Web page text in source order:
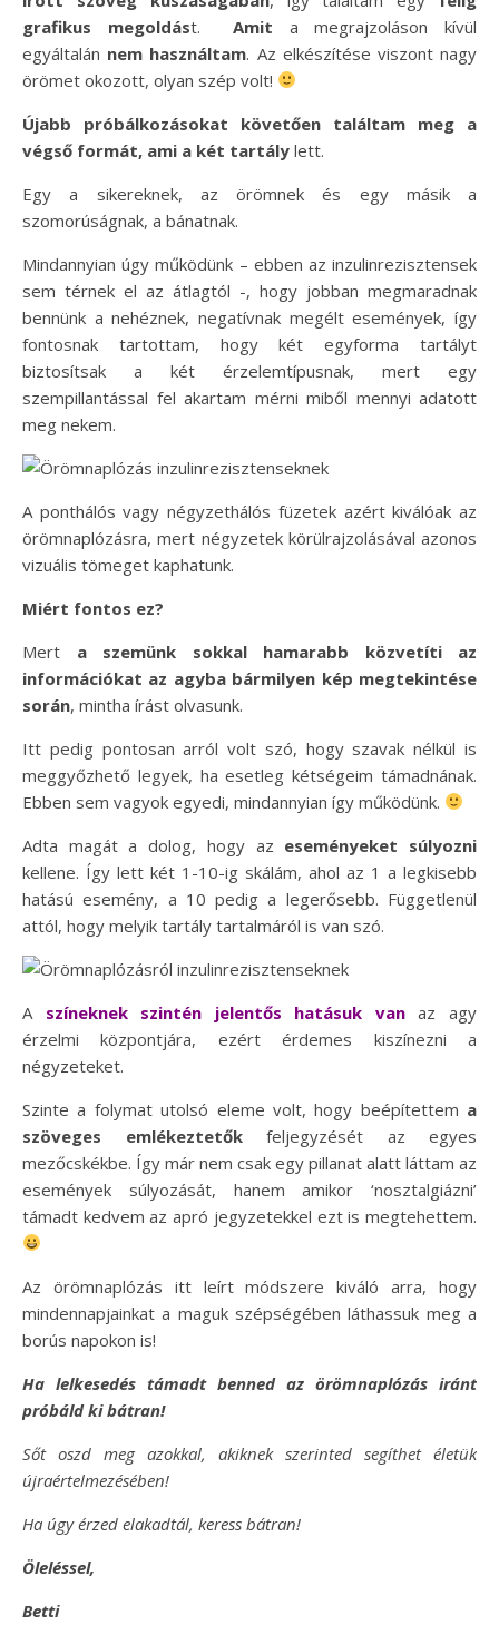
grafikus megoldást.Amit a megrajzoláson kívül
egyáltalán nem használtam. Az elkészítése viszont nagy
örömet okozott, olyan szép volt!
Újabb próbálkozásokat követően találtam meg a
végső formát, ami a két tartály lett.
Egy a sikereknek, az örömnek és egy másik a
szomorúságnak, a bánatnak.
Mindannyian úgy működünk – ebben az inzulinrezisztensek
sem térnek el az átlagtól -, hogy jobban megmaradnak
bennünk a nehéznek, negatívnak megélt események, így
fontosnak tartottam, hogy két egyforma tartályt
biztosítsak a két érzelemtípusnak, mert egy
szempillantással fel akartam mérni miből mennyi adatott
meg nekem.
A ponthálós vagy négyzethálós füzetek azért kiválóak az
örömnaplózásra, mert négyzetek körülrajzolásával azonos
vizuális tömeget kaphatunk.
Miért fontos ez?
Mert a szemünk sokkal hamarabb közvetíti az
információkat az agyba bármilyen kép megtekintése
során, mintha írást olvasunk.
Itt pedig pontosan arról volt szó, hogy szavak nélkül is
meggyőzhető legyek, ha esetleg kétségeim támadnának.
Ebben sem vagyok egyedi, mindannyian így működünk.
Adta magát a dolog, hogy az eseményeket súlyozni
kellene. Így lett két 1-10-ig skálám, ahol az 1 a legkisebb
hatású esemény, a 10 pedig a legerősebb. Függetlenül
attól, hogy melyik tartály tartalmáról is van szó.
A színeknek szintén jelentős hatásuk vanaz agy
érzelmi központjára, ezért érdemes kiszínezni a
négyzeteket.
Szinte a folymat utolsó eleme volt, hogy beépítettem a
szöveges emlékeztetőkfeljegyzését az egyes
mezőcskékbe. Így már nem csak egy pillanat alatt láttam az
események súlyozását, hanem amikor ‘nosztalgiázni’
támadt kedvem az apró jegyzetekkel ezt is megtehettem.
Az örömnaplózás itt leírt módszere kiváló arra, hogy
mindennapjainkat a maguk szépségében láthassuk meg a
borús napokon is!
Ha lelkesedés támadt benned az örömnaplózás iránt
próbáld ki bátran!
Sőt oszd meg azokkal, akiknek szerinted segíthet életük
újraértelmezésében!
Ha úgy érzed elakadtál, keress bátran!
Öleléssel,
Betti